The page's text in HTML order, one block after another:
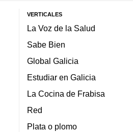
VERTICALES
La Voz de la Salud
Sabe Bien
Global Galicia
Estudiar en Galicia
La Cocina de Frabisa
Red
Plata o plomo